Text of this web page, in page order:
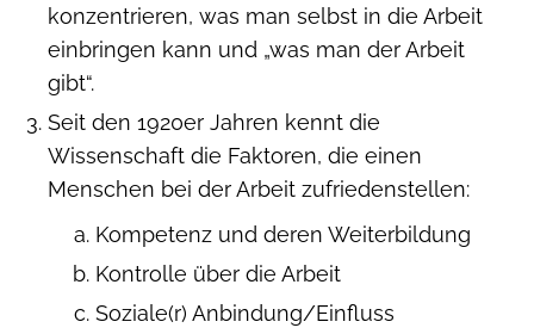
konzentrieren, was man selbst in die Arbeit
einbringen kann und „was man der Arbeit
gibt“.
Seit den 1920er Jahren kennt die
Wissenschaft die Faktoren, die einen
Menschen bei der Arbeit zufriedenstellen:
Kompetenz und deren Weiterbildung
Kontrolle über die Arbeit
Soziale(r) Anbindung/Einfluss